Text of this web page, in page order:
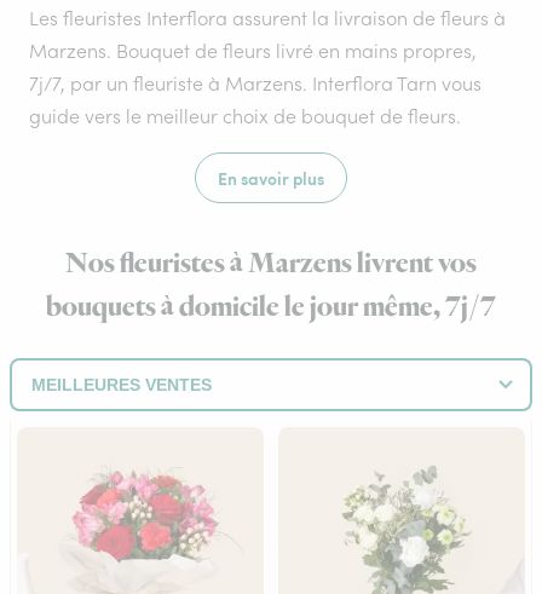
Les fleuristes Interflora assurent la livraison de fleurs à
Marzens. Bouquet de fleurs livré en mains propres,
7j/7, par un fleuriste à Marzens. Interflora Tarn vous
guide vers le meilleur choix de bouquet de fleurs.
En savoir plus
Nos fleuristes à Marzens livrent vos
bouquets à domicile le jour même, 7j/7